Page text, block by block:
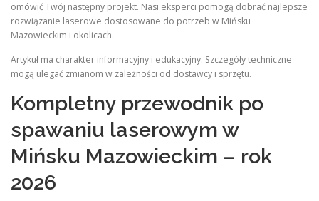
omówić Twój następny projekt. Nasi eksperci pomogą dobrać najlepsze
rozwiązanie laserowe dostosowane do potrzeb w Mińsku
Mazowieckim i okolicach.
Artykuł ma charakter informacyjny i edukacyjny. Szczegóły techniczne
mogą ulegać zmianom w zależności od dostawcy i sprzętu.
Kompletny przewodnik po
spawaniu laserowym w
Mińsku Mazowieckim – rok
2026